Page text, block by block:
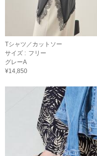
Tシャツ／カットソー
サイズ : フリー
グレーA
¥14,850